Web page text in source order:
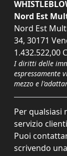
Nord Est
Nord Est
34, 30171
1.432.522,00
I diritti delle
espressamente
mezzo e
Per qualsiasi
servizio
Puoi
scrivendo